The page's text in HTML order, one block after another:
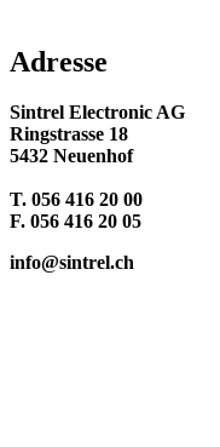
Adresse
Sintrel Electronic AG
Ringstrasse 18
5432 Neuenhof
T. 056 416 20 00
F. 056 416 20 05
info@sintrel.ch